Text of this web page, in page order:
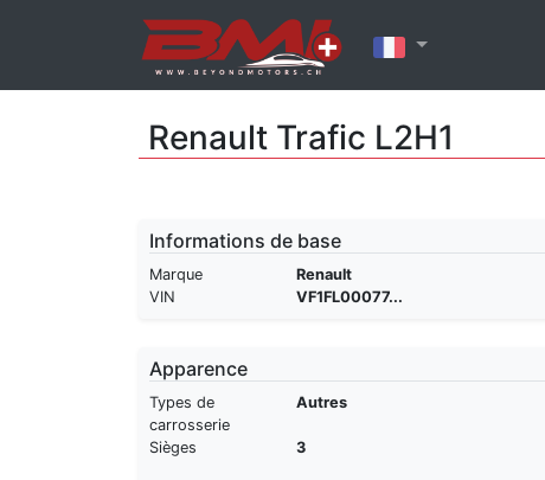
Renault Trafic L2H1
Informations de base
Marque Renault
VIN
VF1FL00077...
Apparence
Types de
carrosserie
Autres
Sièges 3